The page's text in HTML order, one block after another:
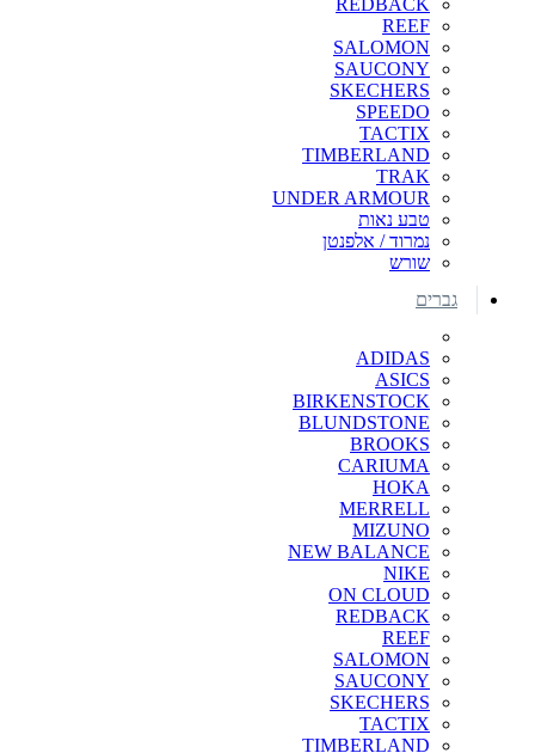
REEF
SALOMON
SAUCONY
SKECHERS
SPEEDO
TACTIX
TIMBERLAND
TRAK
UNDER ARMOUR
טבע נאות
נמרוד / אלפנטן
שורש
גברים
ADIDAS
ASICS
BIRKENSTOCK
BLUNDSTONE
BROOKS
CARIUMA
HOKA
MERRELL
MIZUNO
NEW BALANCE
NIKE
ON CLOUD
REDBACK
REEF
SALOMON
SAUCONY
SKECHERS
TACTIX
TIMBERLAND